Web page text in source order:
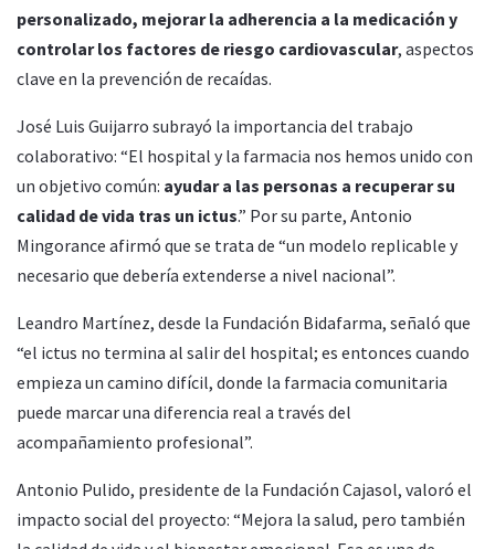
personalizado, mejorar la adherencia a la medicación y
controlar los factores de riesgo cardiovascular, aspectos
clave en la prevención de recaídas.
José Luis Guijarro subrayó la importancia del trabajo
colaborativo: “El hospital y la farmacia nos hemos unido con
un objetivo común: ayudar a las personas a recuperar su
calidad de vida tras un ictus.” Por su parte, Antonio
Mingorance afirmó que se trata de “un modelo replicable y
necesario que debería extenderse a nivel nacional”.
Leandro Martínez, desde la Fundación Bidafarma, señaló que
“el ictus no termina al salir del hospital; es entonces cuando
empieza un camino difícil, donde la farmacia comunitaria
puede marcar una diferencia real a través del
acompañamiento profesional”.
Antonio Pulido, presidente de la Fundación Cajasol, valoró el
impacto social del proyecto: “Mejora la salud, pero también